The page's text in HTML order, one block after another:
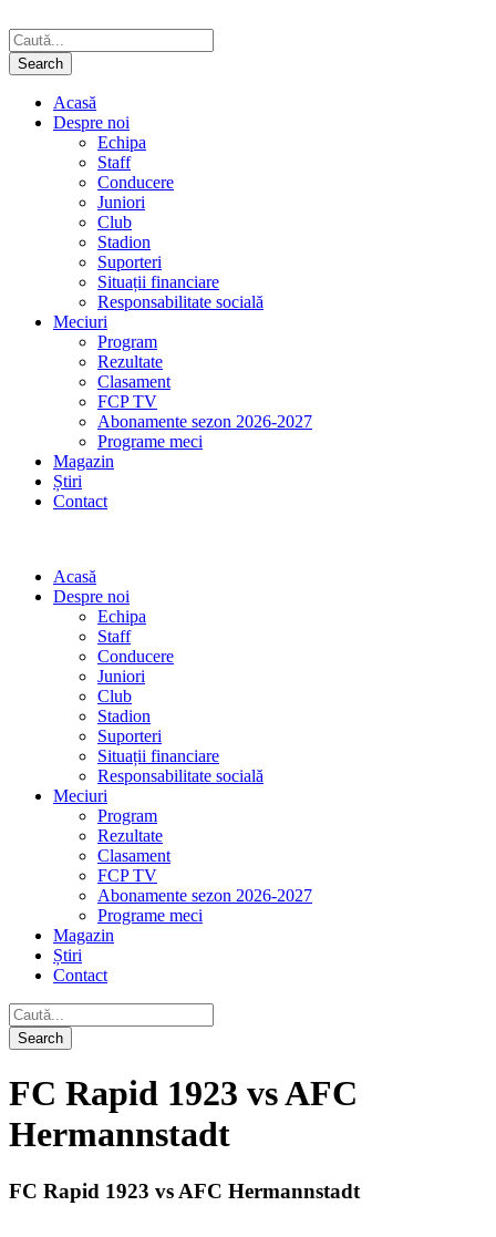
Acasă
Despre noi
Echipa
Staff
Conducere
Juniori
Club
Stadion
Suporteri
Situații financiare
Responsabilitate socială
Meciuri
Program
Rezultate
Clasament
FCP TV
Abonamente sezon 2026-2027
Programe meci
Magazin
Știri
Contact
Acasă
Despre noi
Echipa
Staff
Conducere
Juniori
Club
Stadion
Suporteri
Situații financiare
Responsabilitate socială
Meciuri
Program
Rezultate
Clasament
FCP TV
Abonamente sezon 2026-2027
Programe meci
Magazin
Știri
Contact
FC Rapid 1923 vs AFC
Hermannstadt
FC Rapid 1923 vs AFC Hermannstadt